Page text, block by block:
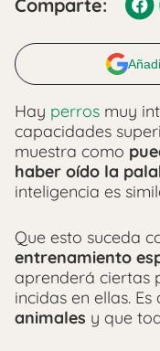
Comparte:
Hay perros muy
capacidades
muestra como
haber oído la
inteligencia es
Que esto suceda
entrenamiento
aprenderá ciertas
incidas en ellas.
animales y que